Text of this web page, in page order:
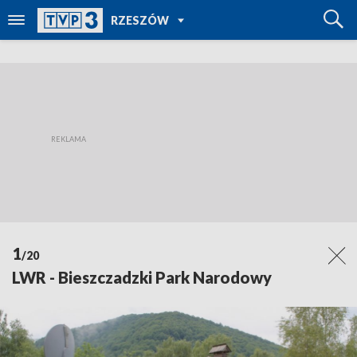
RZESZÓW
POWRÓT DO
TVP REGIONY
1/20
LWR - Bieszczadzki Park Narodowy